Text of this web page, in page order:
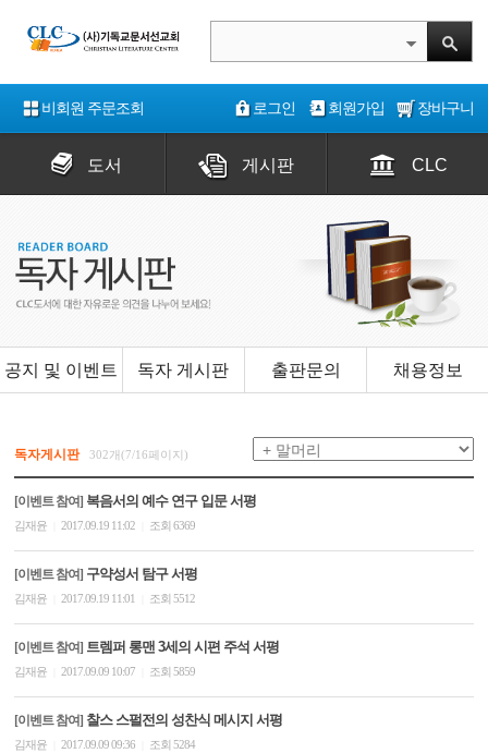
비회원 주문조회 로그인 회원가입 장바구니
도서 게시판 CLC
공지 및 이벤트 독자 게시판 출판문의 채용정보
독자게시판 302개(7/16페이지)
[이벤트 참여] 복음서의 예수 연구 입문 서평
김재윤 2017.09.19 11:02 조회 6369
[이벤트 참여] 구약성서 탐구 서평
김재윤 2017.09.19 11:01 조회 5512
[이벤트 참여] 트렘퍼 롱맨 3세의 시편 주석 서평
김재윤 2017.09.09 10:07 조회 5859
[이벤트 참여] 찰스 스펄전의 성찬식 메시지 서평
김재윤 2017.09.09 09:36 조회 5284